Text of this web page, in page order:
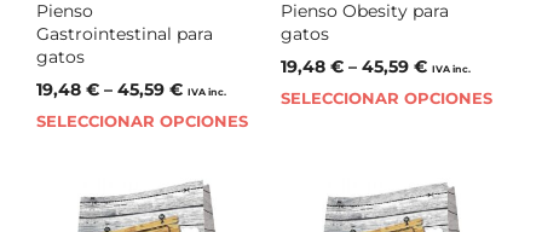
Pienso
Gastrointestinal para
gatos
19,48 € – 45,59 € IVA inc.
SELECCIONAR OPCIONES
Pienso Obesity para
gatos
19,48 €– 45,59 € IVA inc.
SELECCIONAR OPCIONES